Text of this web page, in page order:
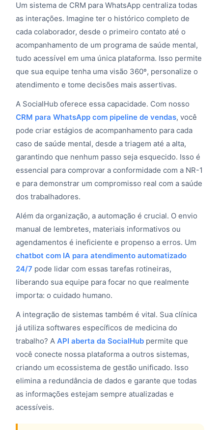
Um sistema de CRM para WhatsApp centraliza todas
as interações. Imagine ter o histórico completo de
cada colaborador, desde o primeiro contato até o
acompanhamento de um programa de saúde mental,
tudo acessível em uma única plataforma. Isso permite
que sua equipe tenha uma visão 360º, personalize o
atendimento e tome decisões mais assertivas.
A SocialHub oferece essa capacidade. Com nosso
CRM para WhatsApp com pipeline de vendas, você
pode criar estágios de acompanhamento para cada
caso de saúde mental, desde a triagem até a alta,
garantindo que nenhum passo seja esquecido. Isso é
essencial para comprovar a conformidade com a NR-1
e para demonstrar um compromisso real com a saúde
dos trabalhadores.
Além da organização, a automação é crucial. O envio
manual de lembretes, materiais informativos ou
agendamentos é ineficiente e propenso a erros. Um
chatbot com IA para atendimento automatizado
24/7 pode lidar com essas tarefas rotineiras,
liberando sua equipe para focar no que realmente
importa: o cuidado humano.
A integração de sistemas também é vital. Sua clínica
já utiliza softwares específicos de medicina do
trabalho? A API aberta da SocialHub permite que
você conecte nossa plataforma a outros sistemas,
criando um ecossistema de gestão unificado. Isso
elimina a redundância de dados e garante que todas
as informações estejam sempre atualizadas e
acessíveis.